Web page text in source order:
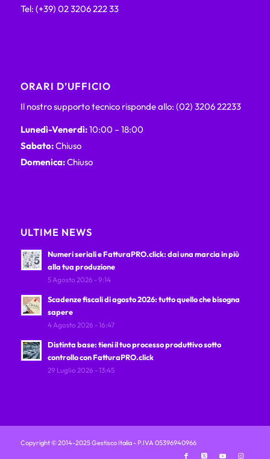
Tel: (+39) 02 3206 222 33
ORARI D’UFFICIO
Il nostro supporto tecnico risponde allo: (02) 3206 22233
Lunedì-Venerdì:10:00 – 18:00
Sabato:Chiuso
Domenica:Chiuso
ULTIME NEWS
Numeri seriali e FatturaPRO.click: dai una marcia in più
alla tua produzione
5 Agosto 2026 - 9:14
Scadenze fiscali di agosto 2026: tutto quello che bisogna
sapere
4 Agosto 2026 - 16:47
Distinta base: tieni il tuo processo produttivo sotto
controllo con FatturaPRO.click
29 Luglio 2026 - 13:45
Copyright © 2014-2025 Gestisco Italia - P.IVA 05396940966